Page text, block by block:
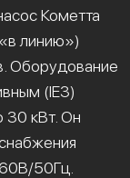
Кометта
линию»)
Оборудование
(IE3)
30 кВт. Он
50Гц.